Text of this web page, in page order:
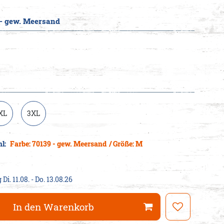
gew. Meersand
3XL
Farbe: 70139 - gew. Meersand / Größe: M
11.08. - Do. 13.08.26
In den Warenkorb